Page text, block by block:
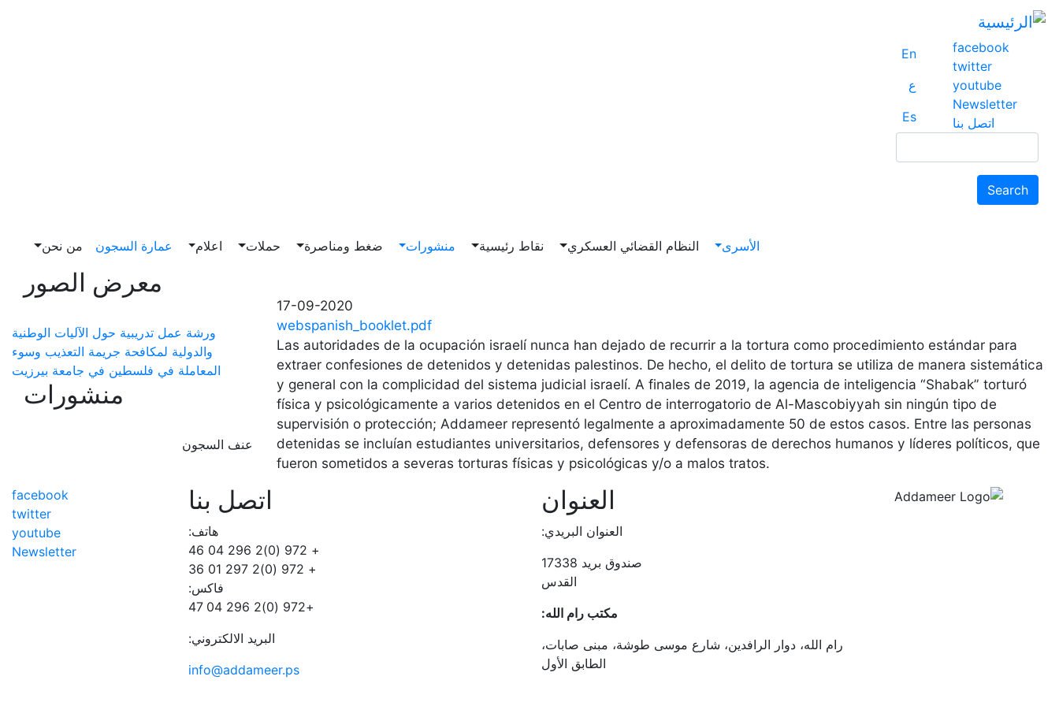
facebook
twitter
youtube
Newsletter
اتصل بنا
En
ع
Es
Search
Main navigation
الأسرى النظام القضائي العسكري نقاط رئيسية منشورات ضغط ومناصرة حملات اعلام عمارة السجون من نحن
17-09-2020
webspanish_booklet.pdf
Las autoridades de la ocupación israelí nunca han dejado de recurrir a la tortura como procedimiento estándar para
extraer confesiones de detenidos y detenidas palestinos. De hecho, el delito de tortura se utiliza de manera sistemática
y general con la complicidad del sistema judicial israelí. A finales de 2019, la agencia de inteligencia “Shabak” torturó
física y psicológicamente a varios detenidos en el Centro de interrogatorio de Al-Mascobiyyah sin ningún tipo de
supervisión o protección; Addameer representó legalmente a aproximadamente 50 de estos casos. Entre las personas
detenidas se incluían estudiantes universitarios, defensores y defensoras de derechos humanos y líderes políticos, que
fueron sometidos a severas torturas físicas y psicológicas y/o a malos tratos.
معرض الصور
ورشة عمل تدريبية حول الآليات الوطنية
والدولية لمكافحة جريمة التعذيب وسوء
المعاملة في فلسطين في جامعة بيرزيت
منشورات
عنف السجون
العنوان
العنوان البريدي:
صندوق بريد 17338
القدس
مكتب رام الله:
رام الله، دوار الرافدين، شارع موسى طوشة، مبنى صابات،
الطابق الأول
اتصل بنا
هاتف:
+ 972 (0)2 296 04 46
+ 972 (0)2 297 01 36
فاكس:
+972 (0)2 296 04 47
البريد الالكتروني:
info@addameer.ps
facebook
twitter
youtube
Newsletter